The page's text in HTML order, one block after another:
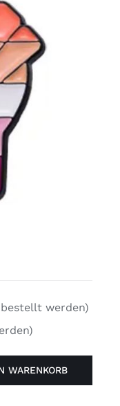
werden)
WARENKORB